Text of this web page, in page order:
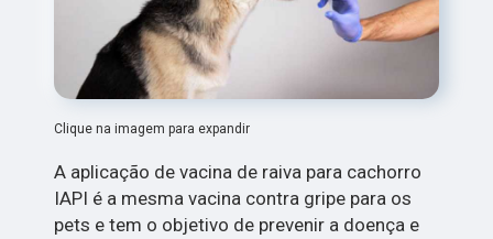
Clique na imagem para expandir
A aplicação de vacina de raiva para cachorro
IAPI é a mesma vacina contra gripe para os
pets e tem o objetivo de prevenir a doença e